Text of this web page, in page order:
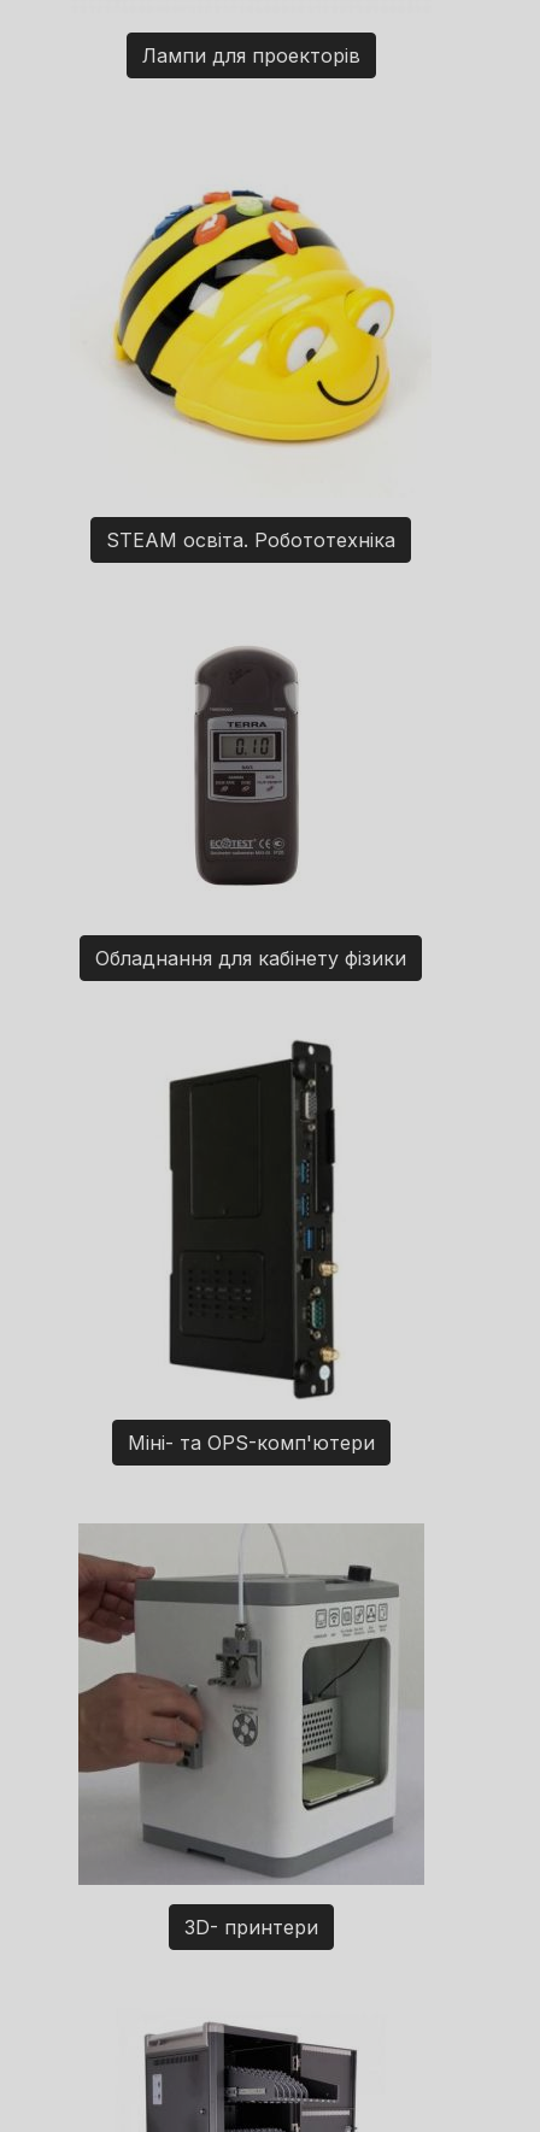
Лампи для проекторів
STEAM освіта. Робототехніка
Обладнання для кабінету фізики
Міні- та OPS-комп'ютери
3D- принтери